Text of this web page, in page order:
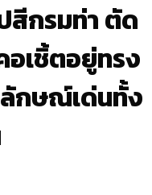
สีกรมท่า ตัด
เชิ้ตอยู่ทรง
ลักษณ์เด่นทั้ง